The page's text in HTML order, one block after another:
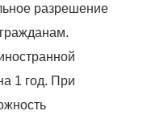
разрешение
1 год. При